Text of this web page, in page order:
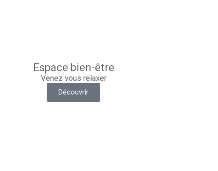
Espace bien-être
Venez vous relaxer
Découvrir